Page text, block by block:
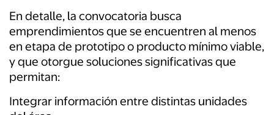
En detalle, la convocatoria busca
emprendimientos que se encuentren al menos
en etapa de prototipo o producto mínimo viable,
y que otorgue soluciones significativas que
permitan:
Integrar información entre distintas unidades